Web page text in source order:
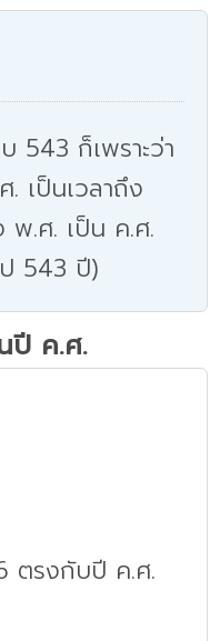
543 ก็เพราะว่า
เป็นเวลาถึง
พ.ศ. เป็น ค.ศ.
543 ปี)
ปี ค.ศ.
ตรงกับปี ค.ศ.